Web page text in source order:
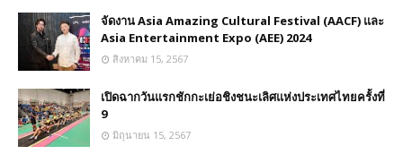
จัดงาน Asia Amazing Cultural Festival (AACF) และ
Asia Entertainment Expo (AEE) 2024
สิงหาคม 15, 2567
เปิดฉากวันแรกชักกะเย่อชิงชนะเลิศแห่งประเทศไทยครั้งที่
9
มิถุนายน 15, 2567